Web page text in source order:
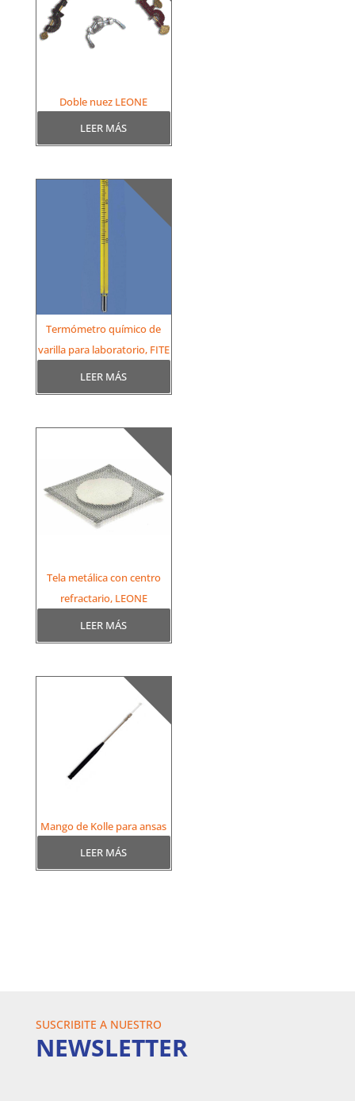
Doble nuez LEONE
LEER MÁS
Termómetro químico de
varilla para laboratorio, FITE
LEER MÁS
Tela metálica con centro
refractario, LEONE
LEER MÁS
Mango de Kolle para ansas
LEER MÁS
SUSCRIBITE A NUESTRO
NEWSLETTER